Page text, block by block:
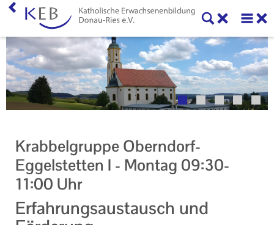
Krabbelgruppe Oberndorf-
Eggelstetten I - Montag 09:30-
11:00 Uhr
Erfahrungsaustausch und
Home
Willkommen
Veranstaltungen
Zentrale Veranstaltungen
Eltern-Kind-Gruppen
Gymnastikkurse